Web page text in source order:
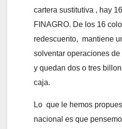
cartera sustitutiva , hay
FINAGRO. De los 16
redescuento, mantiene
solventar operaciones
y quedan dos o tres
caja.
Lo que le hemos
nacional es que